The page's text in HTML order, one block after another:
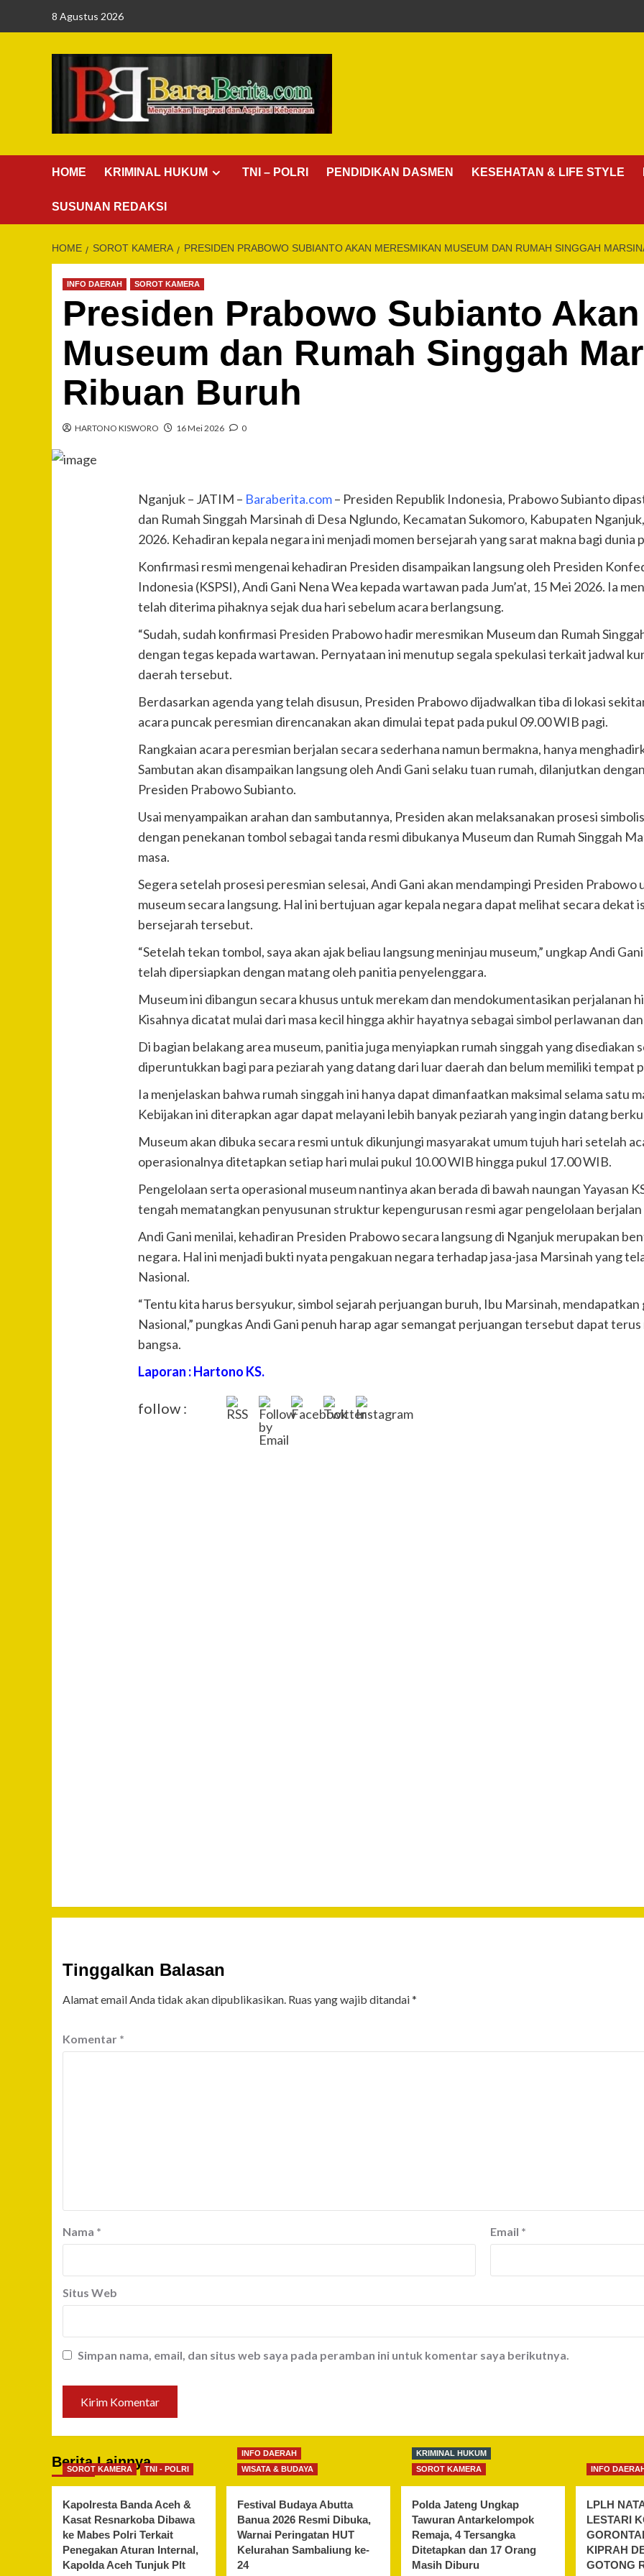
8 Agustus 2026
HOME KRIMINAL HUKUM TNI – POLRI PENDIDIKAN DASMEN KESEHATAN & LIFE STYLE
SUSUNAN REDAKSI
HOME SOROT KAMERA PRESIDEN PRABOWO SUBIANTO AKAN MERESMIKAN MUSEUM DAN RUMAH SINGGAH
INFO DAERAH SOROT KAMERA
Presiden Prabowo Subianto
Museum dan Rumah Singgah
Ribuan Buruh
HARTONO KISWORO 16 Mei 2026 0
Nganjuk – JATIM – Baraberita.com– Presiden Republik Indonesia, Prabowo Subianto
dan Rumah Singgah Marsinah di Desa Nglundo, Kecamatan Sukomoro, Kabupaten
2026. Kehadiran kepala negara ini menjadi momen bersejarah yang sarat makna bagi dunia
Konfirmasi resmi mengenai kehadiran Presiden disampaikan langsung oleh Presiden
Indonesia (KSPSI), Andi Gani Nena Wea kepada wartawan pada Jum’at, 15 Mei 2026. Ia
telah diterima pihaknya sejak dua hari sebelum acara berlangsung.
“Sudah, sudah konfirmasi Presiden Prabowo hadir meresmikan Museum dan Rumah
dengan tegas kepada wartawan. Pernyataan ini menutup segala spekulasi terkait jadwal
daerah tersebut.
Berdasarkan agenda yang telah disusun, Presiden Prabowo dijadwalkan tiba di lokasi
acara puncak peresmian direncanakan akan dimulai tepat pada pukul 09.00 WIB pagi.
Rangkaian acara peresmian berjalan secara sederhana namun bermakna, hanya
Sambutan akan disampaikan langsung oleh Andi Gani selaku tuan rumah, dilanjutkan
Presiden Prabowo Subianto.
Usai menyampaikan arahan dan sambutannya, Presiden akan melaksanakan prosesi
dengan penekanan tombol sebagai tanda resmi dibukanya Museum dan Rumah Singgah
masa.
Segera setelah prosesi peresmian selesai, Andi Gani akan mendampingi Presiden
museum secara langsung. Hal ini bertujuan agar kepala negara dapat melihat secara dekat
bersejarah tersebut.
“Setelah tekan tombol, saya akan ajak beliau langsung meninjau museum,” ungkap Andi
telah dipersiapkan dengan matang oleh panitia penyelenggara.
Museum ini dibangun secara khusus untuk merekam dan mendokumentasikan perjalanan
Kisahnya dicatat mulai dari masa kecil hingga akhir hayatnya sebagai simbol perlawanan
Di bagian belakang area museum, panitia juga menyiapkan rumah singgah yang disediakan
diperuntukkan bagi para peziarah yang datang dari luar daerah dan belum memiliki tempat
Ia menjelaskan bahwa rumah singgah ini hanya dapat dimanfaatkan maksimal selama satu
Kebijakan ini diterapkan agar dapat melayani lebih banyak peziarah yang ingin datang
Museum akan dibuka secara resmi untuk dikunjungi masyarakat umum tujuh hari setelah
operasionalnya ditetapkan setiap hari mulai pukul 10.00 WIB hingga pukul 17.00 WIB.
Pengelolaan serta operasional museum nantinya akan berada di bawah naungan Yayasan
tengah mematangkan penyusunan struktur kepengurusan resmi agar pengelolaan
Andi Gani menilai, kehadiran Presiden Prabowo secara langsung di Nganjuk merupakan
negara. Hal ini menjadi bukti nyata pengakuan negara terhadap jasa-jasa Marsinah yang
Nasional.
“Tentu kita harus bersyukur, simbol sejarah perjuangan buruh, Ibu Marsinah,
Nasional,” pungkas Andi Gani penuh harap agar semangat perjuangan tersebut dapat
bangsa.
Laporan : Hartono KS.
follow :
Tinggalkan Balasan
Alamat email Anda tidak akan dipublikasikan. Ruas yang wajib ditandai*
Komentar *
Nama * Email *
Situs Web
Simpan nama, email, dan situs web saya pada peramban ini untuk komentar saya berikutnya.
Berita Lainnya
SOROT KAMERA TNI - POLRI
Kapolresta Banda Aceh &
Kasat Resnarkoba Dibawa
ke Mabes Polri Terkait
Penegakan Aturan Internal,
Kapolda Aceh Tunjuk Plt
INFO DAERAH
WISATA & BUDAYA
Festival Budaya Abutta
Banua 2026 Resmi Dibuka,
Warnai Peringatan HUT
Kelurahan Sambaliung ke-
24
KRIMINAL HUKUM
SOROT KAMERA
Polda Jateng Ungkap
Tawuran Antarkelompok
Remaja, 4 Tersangka
Ditetapkan dan 17 Orang
Masih Diburu
INFO DAERAH
LPLH
LESTARI
KIPRAH
GOTONG